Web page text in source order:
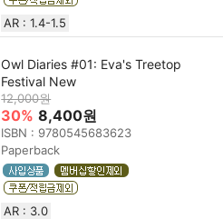
AR : 1.4-1.5
Owl Diaries #01: Eva's Treetop
Festival New
12,000원
30% 8,400원
ISBN : 9780545683623
Paperback
AR : 3.0